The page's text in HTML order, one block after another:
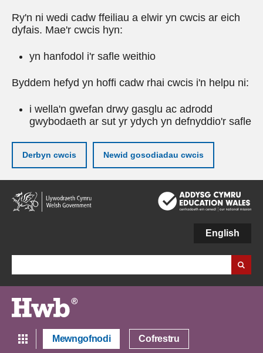
Ry'n ni wedi cadw ffeiliau a elwir yn cwcis ar eich
dyfais. Mae'r cwcis hyn:
yn hanfodol i'r safle weithio
Byddem hefyd yn hoffi cadw rhai cwcis i'n helpu ni:
i wella'n gwefan drwy gasglu ac adrodd
gwybodaeth ar sut yr ydych yn defnyddio'r safle
Derbyn cwcis Newid gosodiadau cwcis
Neidio
i'r
prif
English
Mewngofnodi Cofrestru